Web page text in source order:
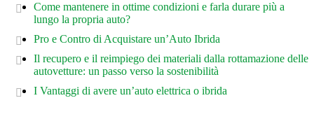
Come mantenere in ottime condizioni e farla durare più a
lungo la propria auto?
Pro e Contro di Acquistare un’Auto Ibrida
Il recupero e il reimpiego dei materiali dalla rottamazione delle
autovetture: un passo verso la sostenibilità
I Vantaggi di avere un’auto elettrica o ibrida